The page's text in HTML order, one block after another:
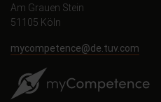
Am Grauen Stein
51105 Köln
mycompetence@de.tuv.com